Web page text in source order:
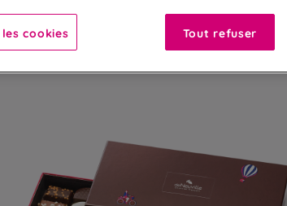
cookies Tout refuser